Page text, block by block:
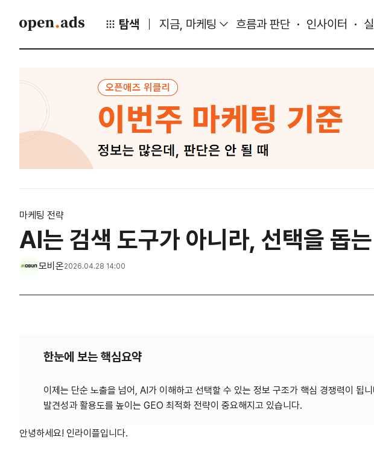
탐색 지금, 마케팅 흐름과 판단 인사이터
마케팅 전략
AI는 검색 도구가 아니라, 선택을 돕
모비온2026.04.28 14:00
한눈에 보는 핵심요약
이제는 단순 노출을 넘어, AI가 이해하고 선택할 수 있는 정보 구조가 핵심 경쟁력이 됩
안녕하세요! 인라이플입니다.